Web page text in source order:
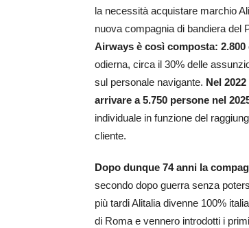
la necessità acquistare marchio
nuova compagnia di bandiera del
Airways è così composta:
odierna, circa il 30% delle
sul personale navigante. Nel
arrivare a 5.750 persone nel
individuale in funzione del
cliente.
Dopo dunque 74 anni la
secondo dopo guerra senza
più tardi Alitalia divenne 100%
di Roma e vennero introdotti i